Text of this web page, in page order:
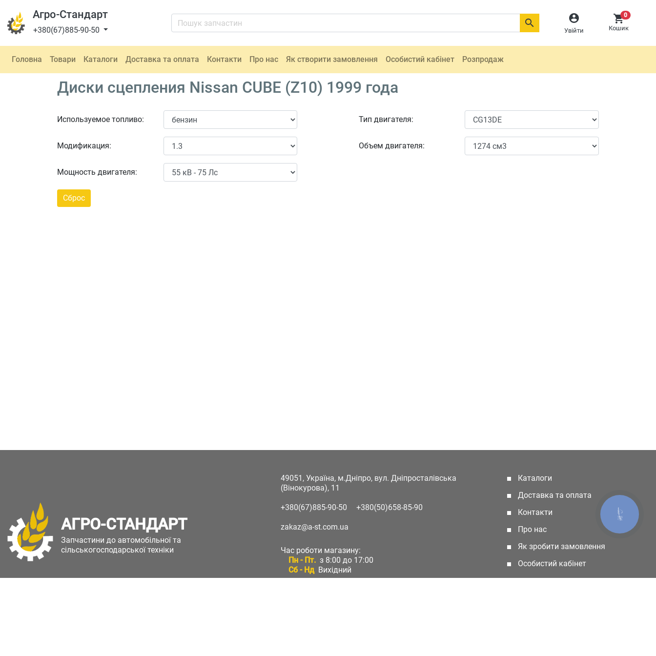
Агро-Стандарт
+380(67)885-90-50

Увійти
0
Кошик

Головна Товари Каталоги Доставка та оплата Контакти Про нас Як створити замовлення Особистий кабінет Розпродаж
Диски сцепления Nissan CUBE (Z10) 1999 года
Используемое топливо:
Модификация:
Мощность двигателя:
Тип двигателя:
Объем двигателя:
АГРО-СТАНДАРТ
Запчастини до автомобільної та
сільськогосподарської техніки
49051, Україна, м.Дніпро, вул. Дніпросталівська
(Вінокурова), 11
+380(67)885-90-50 +380(50)658-85-90
zakaz@a-st.com.ua
Час роботи магазину:
Пн - Пт. з 8:00 до 17:00
Сб - Нд Вихідний
Каталоги
Доставка та оплата
Контакти
Про нас
Як зробити замовлення
Особистий кабінет
КНОПКА
ЗВ'ЯЗКУ